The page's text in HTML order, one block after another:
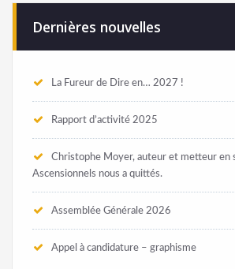
Dernières nouvelles
La Fureur de Dire en… 2027 !
Rapport d’activité 2025
Christophe Moyer, auteur et metteur en
Ascensionnels nous a quittés.
Assemblée Générale 2026
Appel à candidature – graphisme